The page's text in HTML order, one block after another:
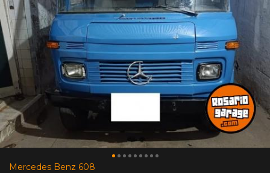
Mercedes Benz 608